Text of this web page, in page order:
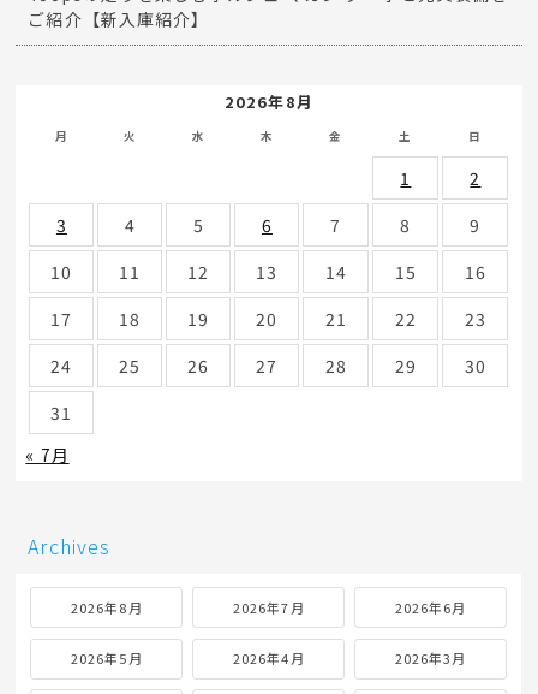
ご紹介【新入庫紹介】
2026年8月
月 火 水 木 金 土 日
1
2
3
4 5 6 7 8
9
10
11 12 13 14 15
16
17
18 19 20 21 22
23
24
25 26 27 28 29
30
31
« 7月
Archives
2026年8月 2026年7月 2026年6月
2026年5月 2026年4月 2026年3月